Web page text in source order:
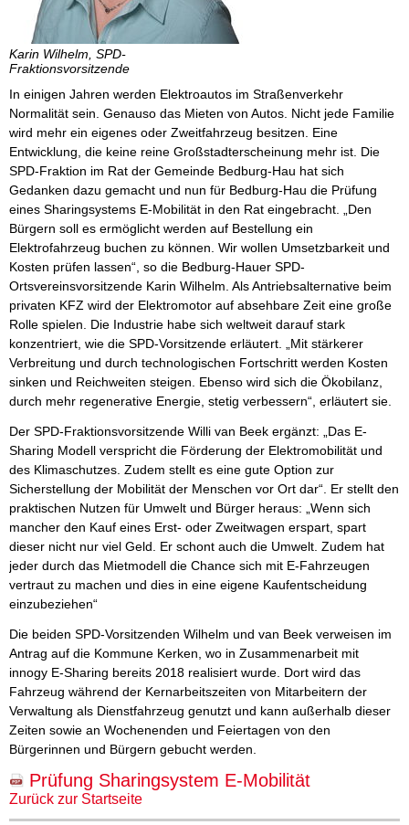
Karin Wilhelm, SPD-
Fraktionsvorsitzende
In einigen Jahren werden Elektroautos im Straßenverkehr
Normalität sein. Genauso das Mieten von Autos. Nicht jede Familie
wird mehr ein eigenes oder Zweitfahrzeug besitzen. Eine
Entwicklung, die keine reine Großstadterscheinung mehr ist. Die
SPD-Fraktion im Rat der Gemeinde Bedburg-Hau hat sich
Gedanken dazu gemacht und nun für Bedburg-Hau die Prüfung
eines Sharingsystems E-Mobilität in den Rat eingebracht. „Den
Bürgern soll es ermöglicht werden auf Bestellung ein
Elektrofahrzeug buchen zu können. Wir wollen Umsetzbarkeit und
Kosten prüfen lassen“, so die Bedburg-Hauer SPD-
Ortsvereinsvorsitzende Karin Wilhelm. Als Antriebsalternative beim
privaten KFZ wird der Elektromotor auf absehbare Zeit eine große
Rolle spielen. Die Industrie habe sich weltweit darauf stark
konzentriert, wie die SPD-Vorsitzende erläutert. „Mit stärkerer
Verbreitung und durch technologischen Fortschritt werden Kosten
sinken und Reichweiten steigen. Ebenso wird sich die Ökobilanz,
durch mehr regenerative Energie, stetig verbessern“, erläutert sie.
Der SPD-Fraktionsvorsitzende Willi van Beek ergänzt: „Das E-
Sharing Modell verspricht die Förderung der Elektromobilität und
des Klimaschutzes. Zudem stellt es eine gute Option zur
Sicherstellung der Mobilität der Menschen vor Ort dar“. Er stellt den
praktischen Nutzen für Umwelt und Bürger heraus: „Wenn sich
mancher den Kauf eines Erst- oder Zweitwagen erspart, spart
dieser nicht nur viel Geld. Er schont auch die Umwelt. Zudem hat
jeder durch das Mietmodell die Chance sich mit E-Fahrzeugen
vertraut zu machen und dies in eine eigene Kaufentscheidung
einzubeziehen“
Die beiden SPD-Vorsitzenden Wilhelm und van Beek verweisen im
Antrag auf die Kommune Kerken, wo in Zusammenarbeit mit
innogy E-Sharing bereits 2018 realisiert wurde. Dort wird das
Fahrzeug während der Kernarbeitszeiten von Mitarbeitern der
Verwaltung als Dienstfahrzeug genutzt und kann außerhalb dieser
Zeiten sowie an Wochenenden und Feiertagen von den
Bürgerinnen und Bürgern gebucht werden.
Prüfung Sharingsystem E-Mobilität
Zurück zur Startseite